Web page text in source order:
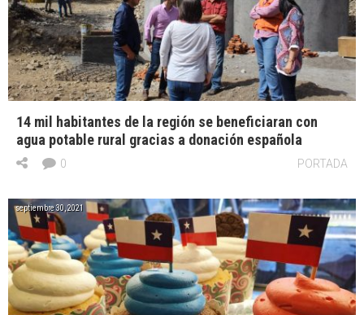
14 mil habitantes de la región se beneficiaran con
agua potable rural gracias a donación española
PORTADA
0
septiembre 30, 2021